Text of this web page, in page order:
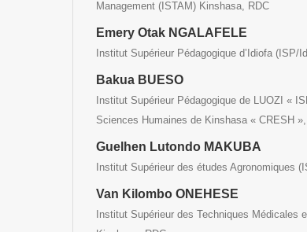
Management (ISTAM) Kinshasa, RDC
Emery Otak NGALAFELE
Institut Supérieur Pédagogique d’Idiofa (ISP/
Bakua BUESO
Institut Supérieur Pédagogique de LUOZI «
Sciences Humaines de Kinshasa « CRESH
Guelhen Lutondo MAKUBA
Institut Supérieur des études Agronomiques
Van Kilombo ONEHESE
Institut Supérieur des Techniques Médicales